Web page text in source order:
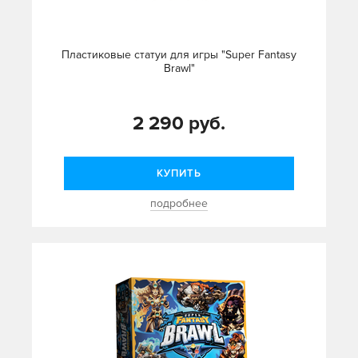
Пластиковые статуи для игры "Super Fantasy
Brawl"
2 290 руб.
КУПИТЬ
подробнее